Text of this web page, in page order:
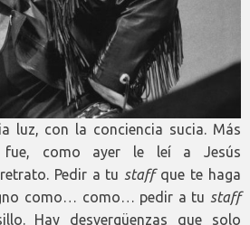
luz, con la conciencia sucia. Más
fue, como ayer le leí a Jesús
Pedir a tu staffque te haga
como… como… pedir a tu staff
Hay desvergüenzas que solo